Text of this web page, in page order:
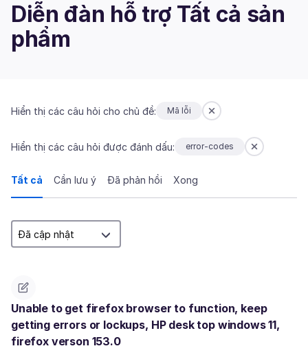
Diễn đàn hỗ trợ Tất cả sản
phẩm
Hiển thị các câu hỏi cho chủ đề: Mã lỗi
Hiển thị các câu hỏi được đánh dấu: error-codes
Tất cả Cần lưu ý Đã phản hồi Xong
Unable to get firefox browser to function, keep
getting errors or lockups, HP desk top windows 11,
firefox verson 153.0